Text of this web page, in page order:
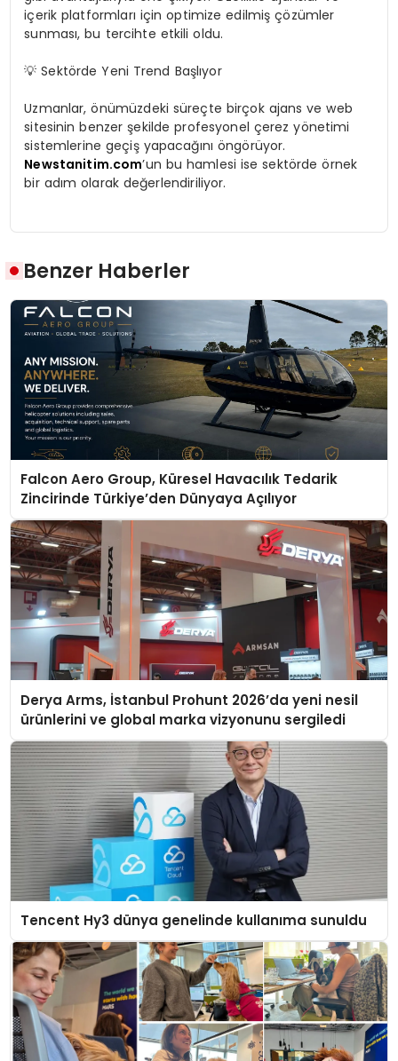
içerik platformları için optimize edilmiş çözümler
sunması, bu tercihte etkili oldu.
💡 Sektörde Yeni Trend Başlıyor
Uzmanlar, önümüzdeki süreçte birçok ajans ve web
sitesinin benzer şekilde profesyonel çerez yönetimi
sistemlerine geçiş yapacağını öngörüyor.
Newstanitim.com’un bu hamlesi ise sektörde örnek
bir adım olarak değerlendiriliyor.
Benzer Haberler
Falcon Aero Group, Küresel Havacılık Tedarik
Zincirinde Türkiye’den Dünyaya Açılıyor
Derya Arms, İstanbul Prohunt 2026’da yeni nesil
ürünlerini ve global marka vizyonunu sergiledi
Tencent Hy3 dünya genelinde kullanıma sunuldu